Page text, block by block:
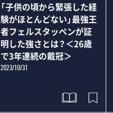
「子供の頃から緊張した経
験がほとんどない」最強王
者フェルスタッペンが証
明した強さとは？＜26歳
で3年連続の戴冠＞
2023/10/31